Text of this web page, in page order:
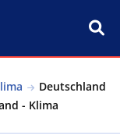
Deutschland
- Klima